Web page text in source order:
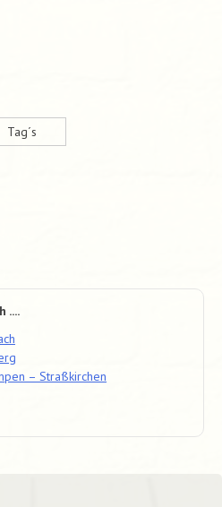
Tag´s
....
– Straßkirchen